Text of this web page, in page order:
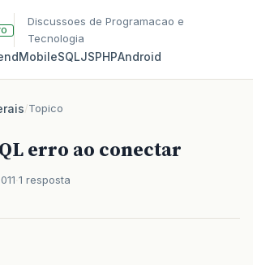
Discussoes de Programacao e
Tecnologia
MobileSQLJSPHPAndroid
/Topico
erro ao conectar
1 resposta